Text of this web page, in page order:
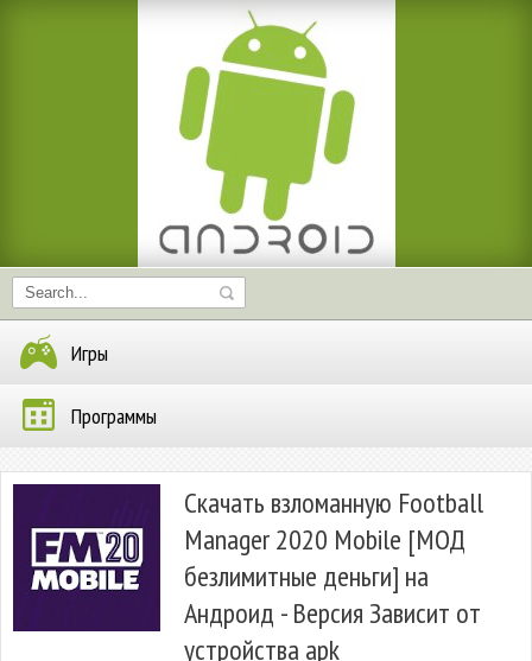
Игры
Программы
Скачать взломанную Football
Manager 2020 Mobile [МОД
безлимитные деньги] на
Андроид - Версия Зависит от
устройства apk